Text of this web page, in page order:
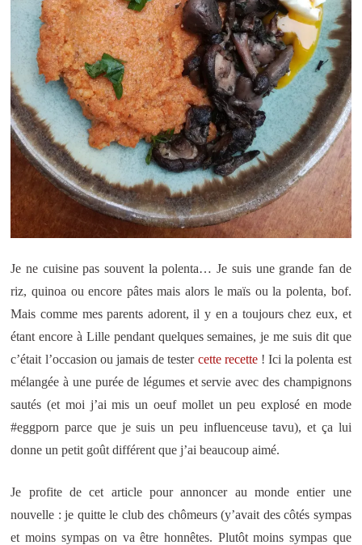
Je ne cuisine pas souvent la polenta… Je suis une grande fan de
riz, quinoa ou encore pâtes mais alors le maïs ou la polenta, bof.
Mais comme mes parents adorent, il y en a toujours chez eux, et
étant encore à Lille pendant quelques semaines, je me suis dit que
c’était l’occasion ou jamais de tester cette recette! Ici la polenta est
mélangée à une purée de légumes et servie avec des champignons
sautés (et moi j’ai mis un oeuf mollet un peu explosé en mode
#eggporn parce que je suis un peu influenceuse tavu), et ça lui
donne un petit goût différent que j’ai beaucoup aimé.
Je profite de cet article pour annoncer au monde entier une
nouvelle : je quitte le club des chômeurs (y’avait des côtés sympas
et moins sympas on va être honnêtes. Plutôt moins sympas que